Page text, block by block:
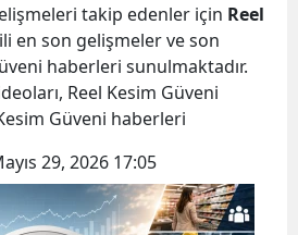
takip edenler için Reel
en son gelişmeler ve son
haberleri sunulmaktadır.
Reel Kesim Güveni
Güveni haberleri
29, 2026 17:05